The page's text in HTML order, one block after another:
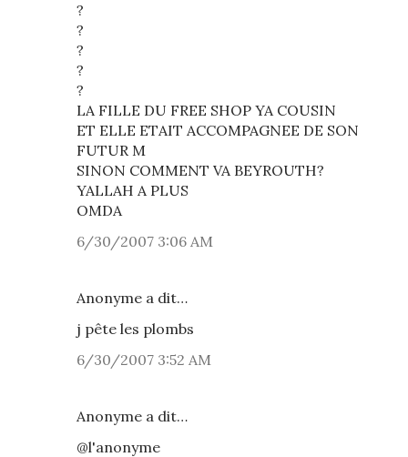
?
?
?
?
?
LA FILLE DU FREE SHOP YA COUSIN
ET ELLE ETAIT ACCOMPAGNEE DE SON
FUTUR M
SINON COMMENT VA BEYROUTH?
YALLAH A PLUS
OMDA
6/30/2007 3:06 AM
Anonyme a dit…
j pête les plombs
6/30/2007 3:52 AM
Anonyme a dit…
@l'anonyme